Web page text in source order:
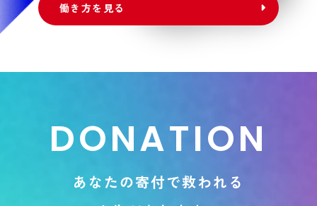
働き方を見る
DONATION
あ な たの寄付で救われ る